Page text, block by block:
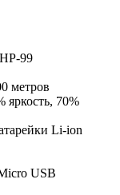
99
метров
яркость, 70%
Li-ion
USB